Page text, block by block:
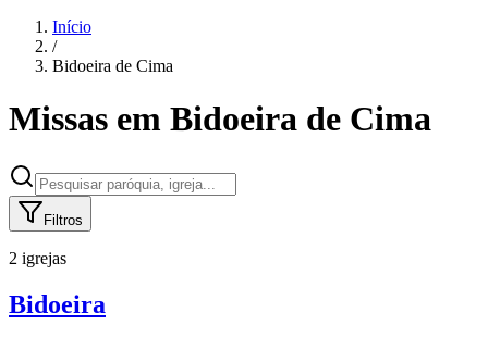
Início
/
Bidoeira de Cima
Missas em Bidoeira de Cima
Filtros
2 igrejas
Bidoeira